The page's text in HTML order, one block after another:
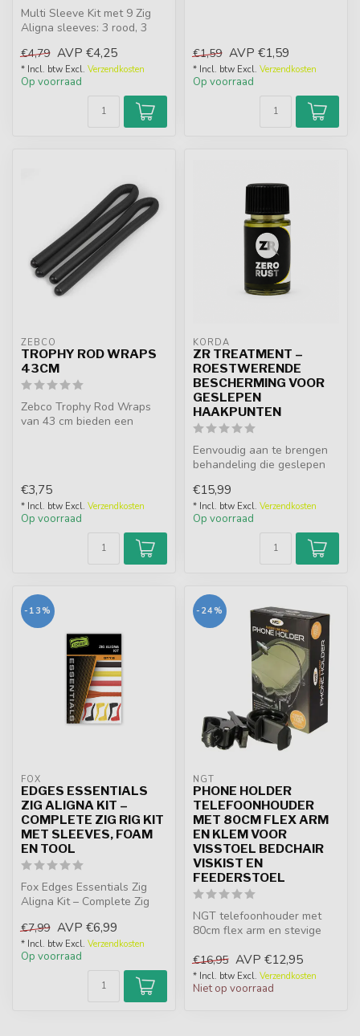
Multi Sleeve Kit met 9 Zig
Aligna sleeves: 3 rood, 3
geri...
€4,79 AVP €4,25
* Incl. btw Excl. Verzendkosten
Op voorraad
€1,59 AVP €1,59
* Incl. btw Excl. Verzendkosten
Op voorraad
ZEBCO
TROPHY ROD WRAPS
43CM
Zebco Trophy Rod Wraps
van 43 cm bieden een
€3,75
* Incl. btw Excl. Verzendkosten
Op voorraad
KORDA
ZR TREATMENT –
ROESTWERENDE
BESCHERMING VOOR
GESLEPEN
HAAKPUNTEN
Eenvoudig aan te brengen
behandeling die geslepen
beschermen te...
€15,99
* Incl. btw Excl. Verzendkosten
Op voorraad
-13%
FOX
EDGES ESSENTIALS
ZIG ALIGNA KIT –
COMPLETE ZIG RIG KIT
MET SLEEVES, FOAM
EN TOOL
Fox Edges Essentials Zig
Aligna Kit – Complete Zig
F...
€7,99 AVP €6,99
* Incl. btw Excl. Verzendkosten
Op voorraad
-24%
NGT
PHONE HOLDER
TELEFOONHOUDER
MET 80CM FLEX ARM
EN KLEM VOOR
VISSTOEL BEDCHAIR
VISKIST EN
FEEDERSTOEL
NGT telefoonhouder met
80cm flex arm en stevige
feede...
€16,95 AVP €12,95
* Incl. btw Excl. Verzendkosten
Niet op voorraad